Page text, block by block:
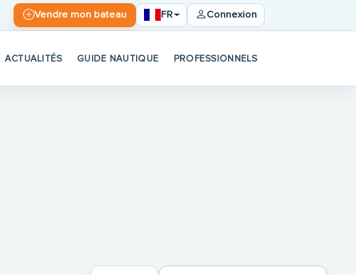
Vendre mon bateau FR Connexion
ACTUALITÉS GUIDE NAUTIQUE PROFESSIONNELS